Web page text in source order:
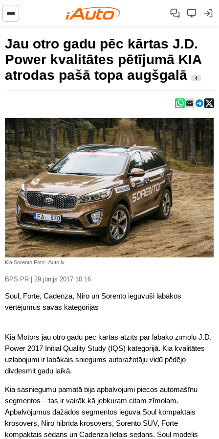
Jau otro gadu pēc kārtas J.D.
Power kvalitātes pētījumā KIA
atrodas pašā topa augšgalā
4
Kia Sorento Foto: iAuto.lv
BPS PR | 29.jūnijs 2017 10:16
Soul, Forte, Cadenza, Niro un Sorento ieguvuši labākos
vērtējumus savās kategorijās
Kia Motors jau otro gadu pēc kārtas atzīts par labāko zīmolu J.D.
Power 2017 Initial Quality Study (IQS) kategorijā. Kia kvalitātes
uzlabojumi ir labākais sniegums autoražotāju vidū pēdējo
divdesmit gadu laikā.
Kia sasniegumu pamatā bija apbalvojumi piecos automašīnu
segmentos – tas ir vairāk kā jebkuram citam zīmolam.
Apbalvojumus dažādos segmentos ieguva Soul kompaktais
krosovers, Niro hibrīda krosovers, Sorento SUV, Forte
kompaktais sedans un Cadenza lielais sedans. Soul modelis